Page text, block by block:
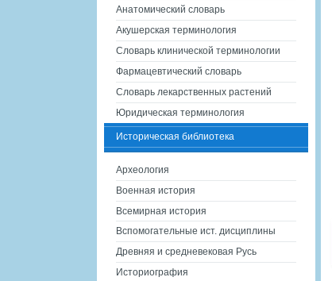
Анатомический словарь
Акушерская терминология
Словарь клинической терминологии
Фармацевтический словарь
Словарь лекарственных растений
Юридическая терминология
Историческая библиотека
Археология
Военная история
Всемирная история
Вспомогательные ист. дисциплины
Древняя и средневековая Русь
Историография